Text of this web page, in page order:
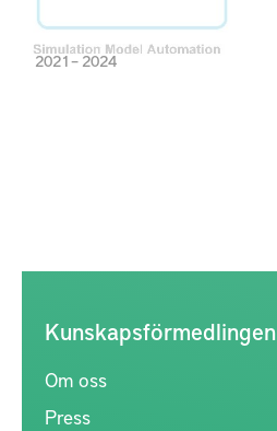
2021 – 2024
Kunskapsförmedlingen
Om oss
Press